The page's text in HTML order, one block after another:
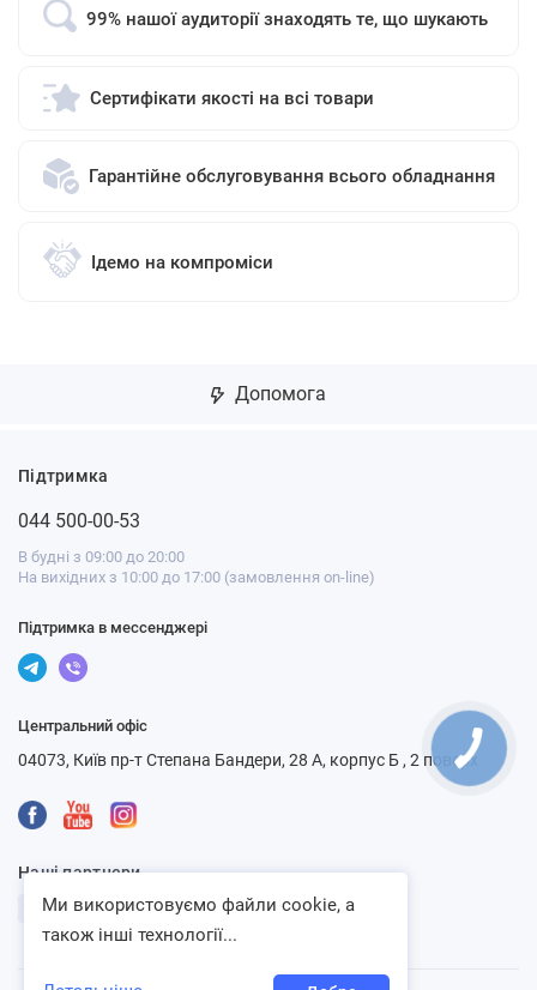
99% нашої аудиторії знаходять те, що шукають
Сертифікати якості на всі товари
Гарантійне обслуговування всього обладнання
Ідемо на компроміси
Допомога
Підтримка
044 500-00-53
В будні з 09:00 до 20:00
На вихідних з 10:00 до 17:00 (замовлення on-line)
Підтримка в мессенджері
Центральний офіс
04073, Київ пр-т Степана Бандери, 28 А, корпус Б , 2 поверх
Наші партнери
Ми використовуємо файли cookie, а
також інші технології...